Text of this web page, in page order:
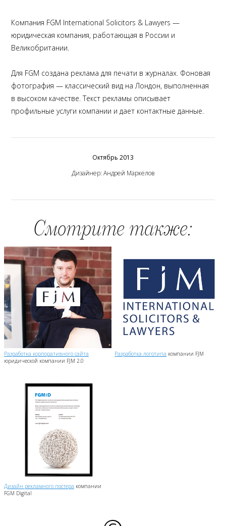
Компания FGM International Solicitors & Lawyers —
юридическая компания, работающая в России и
Великобритании.
Для FGM создана реклама для печати в журналах. Фоновая
фотография — классический вид на Лондон, выполненная
в высоком качестве. Текст рекламы описывает
профильные услуги компании и дает контактные данные.
Октябрь 2013
Дизайнер: Андрей Маркелов
Смотрите также:
Разработка корпоративного сайта
юридической компании FJM 2.0
Разработка логотипа компании FJM
Дизайн рекламного постера компании
FGM Digital